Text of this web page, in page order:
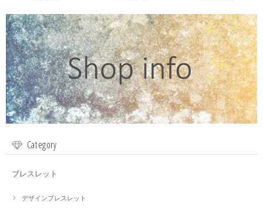
Category
ブレスレット
デザインブレスレット